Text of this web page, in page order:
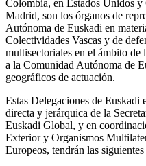
Colombia, en Estados Unidos
Madrid, son los órganos de
Autónoma de Euskadi en
Colectividades Vascas y de
multisectoriales en el ámbito de
a la Comunidad Autónoma de
geográficos de actuación.
Estas Delegaciones de Euskadi
directa y jerárquica de la
Euskadi Global, y en
Exterior y Organismos
Europeos, tendrán las